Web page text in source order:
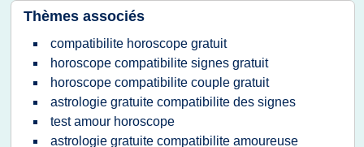
Thèmes associés
compatibilite horoscope gratuit
horoscope compatibilite signes gratuit
horoscope compatibilite couple gratuit
astrologie gratuite compatibilite des signes
test amour horoscope
astrologie gratuite compatibilite amoureuse